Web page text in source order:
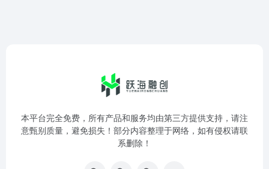
本平台完全免费，所有产品和服务均由第三方提供支持，请注
意甄别质量，避免损失！部分内容整理于网络，如有侵权请联
系删除！